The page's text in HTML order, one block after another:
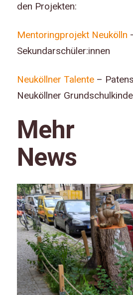
den Projekten:
Mentoringprojekt Neukölln
Sekundarschüler:innen
Neuköllner Talente–
Neuköllner
Mehr
News